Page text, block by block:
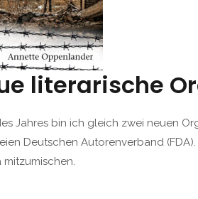
literarische
Jahres bin ich gleich zwei neuen
Deutschen Autorenverband
mitzumischen.